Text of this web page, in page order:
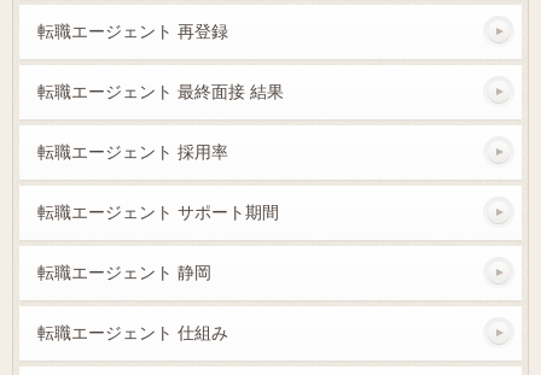
転職エージェント 再登録
転職エージェント 最終面接 結果
転職エージェント 採用率
転職エージェント サポート期間
転職エージェント 静岡
転職エージェント 仕組み